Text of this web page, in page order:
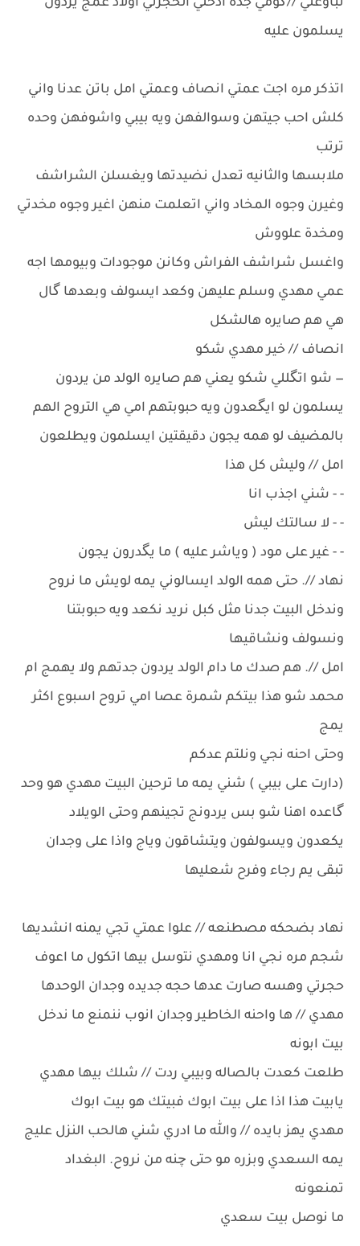
تباوعلي //گومي جده ادخلي الحجرتي اولاد عمج يردون
يسلمون عليه
اتذكر مره اجت عمتي انصاف وعمتي امل باتن عدنا واني
كلش احب جيتهن وسوالفهن ويه بيبي واشوفهن وحده
ترتب
ملابسها والثانيه تعدل نضيدتها ويغسلن الشراشف
وغيرن وجوه المخاد واني اتعلمت منهن اغير وجوه مخدتي
ومخدة علووش
واغسل شراشف الفراش وكانن موجودات وبيومها اجه
عمي مهدي وسلم عليهن وكعد ايسولف وبعدها گال
هي هم صايره هالشكل
انصاف // خير مهدي شكو
— شو اتگللي شكو يعني هم صايره الولد من يردون
يسلمون لو ايگعدون ويه حبوبتهم امي هي التروح الهم
بالمضيف لو همه يجون دقيقتين ايسلمون ويطلعون
امل // وليش كل هذا
- - شني اجذب انا
- - لا سالتك ليش
- - غير على مود ( وياشر عليه ) ما يگدرون يجون
نهاد //. حتى همه الولد ايسالوني يمه لويش ما نروح
وندخل البيت جدنا مثل كبل نريد نكعد ويه حبوبتنا
ونسولف ونشاقيها
امل //. هم صدك ما دام الولد يردون جدتهم ولا يهمج ام
محمد شو هذا بيتكم شمرة عصا امي تروح اسبوع اكثر
يمج
وحتى احنه نجي ونلتم عدكم
(دارت على بيبي ) شني يمه ما ترحين البيت مهدي هو وحد
گاعده اهنا شو بس يردونج تجينهم وحتى الويلاد
يكعدون ويسولفون ويتشاقون وياج واذا على وجدان
تبقى يم رجاء وفرح شعليها
نهاد بضحكه مصطنعه // علوا عمتي تجي يمنه انشديها
شجم مره نجي انا ومهدي نتوسل بيها اتكول ما اعوف
حجرتي وهسه صارت عدها حجه جديده وجدان الوحدها
مهدي // ها واحنه الخاطير وجدان انوب ننمنع ما ندخل
بيت ابونه
طلعت كعدت بالصاله وبيبي ردت // شلك بيها مهدي
يابيت هذا اذا على بيت ابوك فبيتك هو بيت ابوك
مهدي يهز بايده // والله ما ادري شني هالحب النزل عليج
يمه السعدي وبزره مو حتى چنه من نروح. البغداد
تمنعونه
ما نوصل بيت سعدي